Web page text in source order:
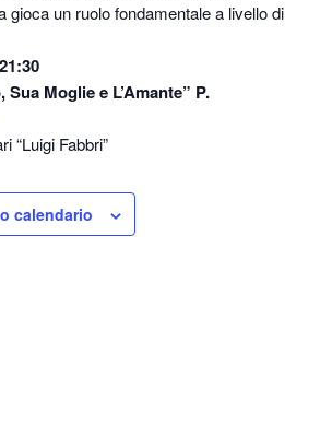
gioca un ruolo fondamentale a livello di
Moglie e L’Amante” P.
“Luigi Fabbri”
calendario